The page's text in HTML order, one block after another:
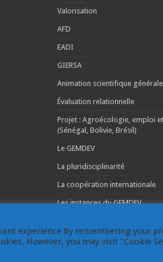
Valorisation
AFD
EADI
GIERSA
Animation scientifique générale
Évaluation relationnelle
Projet : Agroécologie, emploi
(Sénégal, Bolivie, Brésil)
Le GEMDEV
La pluridisciplinarité
La coopération internationale
Les instances du GEMDEV
experience by remembering your
However, you may visit "Cookie